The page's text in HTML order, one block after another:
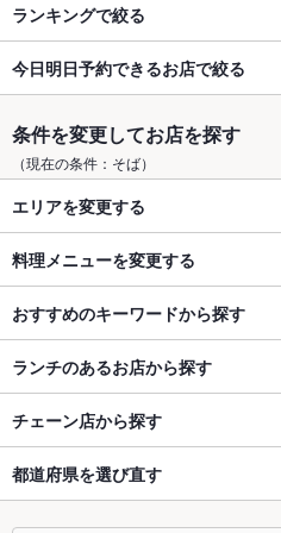
ランキングで絞る
今日明日予約できるお店で絞る
条件を変更してお店を探す
（現在の条件：そば）
エリアを変更する
料理メニューを変更する
おすすめのキーワードから探す
ランチのあるお店から探す
チェーン店から探す
都道府県を選び直す